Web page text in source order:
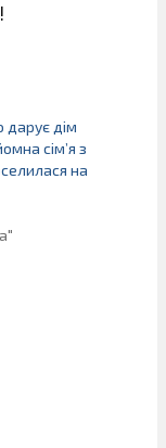
дім
сім’я з
на